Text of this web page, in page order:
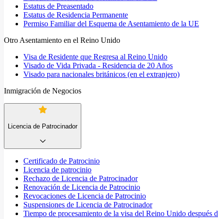
Estatus de Preasentado
Estatus de Residencia Permanente
Permiso Familiar del Esquema de Asentamiento de la UE
Otro Asentamiento en el Reino Unido
Visa de Residente que Regresa al Reino Unido
Visado de Vida Privada - Residencia de 20 Años
Visado para nacionales británicos (en el extranjero)
Inmigración de Negocios
Licencia de Patrocinador
Certificado de Patrocinio
Licencia de patrocinio
Rechazo de Licencia de Patrocinador
Renovación de Licencia de Patrocinio
Revocaciones de Licencia de Patrocinio
Suspensiones de Licencia de Patrocinador
Tiempo de procesamiento de la visa del Reino Unido después